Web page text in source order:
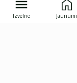
Izvēlne Jaunumi